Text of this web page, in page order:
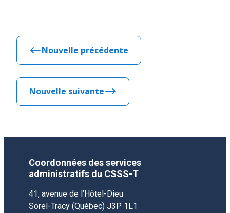
Nouvelle précédente
Nouvelle suivante
Coordonnées des services
administratifs du CSSS-T
41, avenue de l’Hôtel-Dieu
Sorel-Tracy (Québec) J3P 1L1